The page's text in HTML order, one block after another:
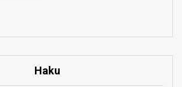
Haku